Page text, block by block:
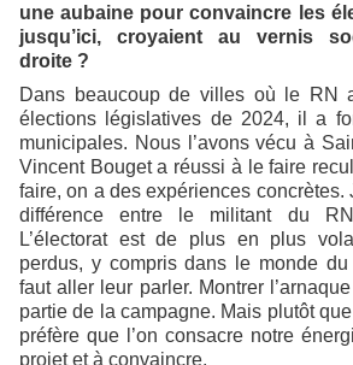
une aubaine pour convaincre les
jusqu’ici, croyaient au vernis
droite ?
Dans beaucoup de villes où le RN
élections législatives de 2024, il a
municipales. Nous l’avons vécu à
Vincent Bouget a réussi à le faire
faire, on a des expériences concrètes.
différence entre le militant du
L’électorat est de plus en plus
perdus, y compris dans le monde du
faut aller leur parler. Montrer
partie de la campagne. Mais plutôt
préfère que l’on consacre notre
projet et à convaincre.